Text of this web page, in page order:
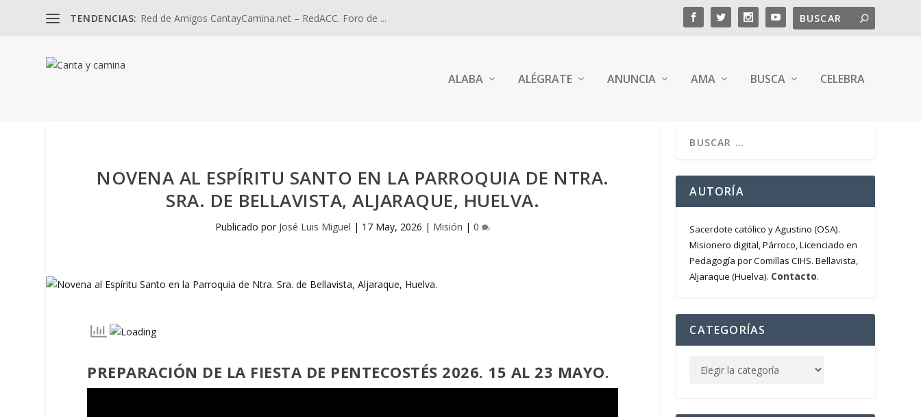
TENDENCIAS: Red de Amigos CantayCamina.net – RedACC. Foro de ...
ALABA ALÉGRATE ANUNCIA AMA BUSCA CELEBRA
NOVENA AL ESPÍRITU SANTO EN LA PARROQUIA DE NTRA.
SRA. DE BELLAVISTA, ALJARAQUE, HUELVA.
Publicado por José Luis Miguel | 17 May, 2026 | Misión |0
PREPARACIÓN DE LA FIESTA DE PENTECOSTÉS 2026. 15 AL 23 MAYO.
AUTORÍA
Sacerdote católico y Agustino (OSA).
Misionero digital, Párroco, Licenciado en
Pedagogía por Comillas CIHS. Bellavista,
Aljaraque (Huelva). Contacto.
CATEGORÍAS